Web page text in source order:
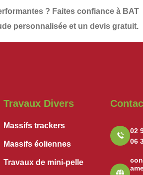
? Faites confiance à BAT
personnalisée et un devis gratuit.
Travaux Divers
Massifs trackers
Massifs éoliennes
Travaux de mini-pelle
02
06